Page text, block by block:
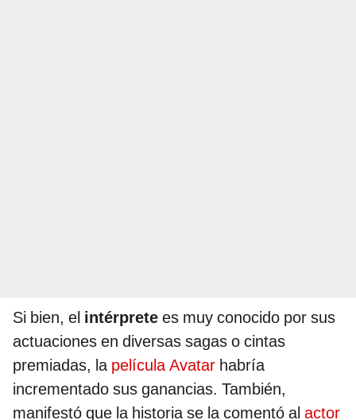
Si bien, el intérprete es muy conocido por sus
actuaciones en diversas sagas o cintas
premiadas, lapelícula Avatar habría
incrementado sus ganancias. También,
manifestó que la historia se la comentó al actor